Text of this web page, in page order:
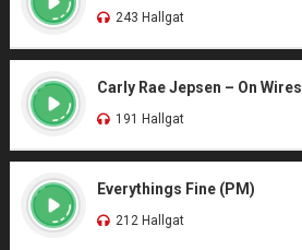
243 Hallgat
Carly Rae Jepsen – On Wires
191 Hallgat
Everythings Fine (PM)
212 Hallgat